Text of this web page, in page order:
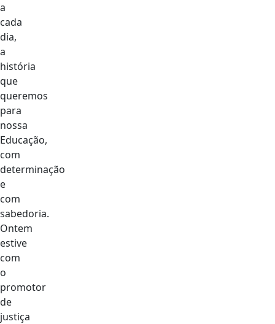
a
cada
dia,
a
história
que
queremos
para
nossa
Educação,
com
determinação
e
com
sabedoria.
Ontem
estive
com
o
promotor
de
justiça